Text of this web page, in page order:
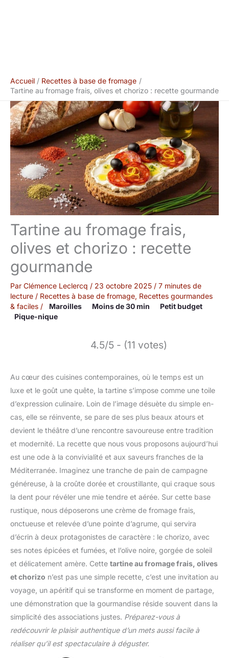
Accueil
Recettes à base de fromage
Tartine au fromage frais, olives et chorizo : recette gourmande
Tartine au fromage frais,
olives et chorizo : recette
gourmande
Par Clémence Leclercq / 23 octobre 2025 / 7 minutes de
lecture / Recettes à base de fromage, Recettes gourmandes
& faciles / Maroilles Moins de 30 min
Petit budget
Pique-nique
4.5/5 - (11 votes)
Au cœur des cuisines contemporaines, où le temps est un
luxe et le goût une quête, la tartine s’impose comme une toile
d’expression culinaire. Loin de l’image désuète du simple en-
cas, elle se réinvente, se pare de ses plus beaux atours et
devient le théâtre d’une rencontre savoureuse entre tradition
et modernité. La recette que nous vous proposons aujourd’hui
est une ode à la convivialité et aux saveurs franches de la
Méditerranée. Imaginez une tranche de pain de campagne
généreuse, à la croûte dorée et croustillante, qui craque sous
la dent pour révéler une mie tendre et aérée. Sur cette base
rustique, nous déposerons une crème de fromage frais,
onctueuse et relevée d’une pointe d’agrume, qui servira
d’écrin à deux protagonistes de caractère : le chorizo, avec
ses notes épicées et fumées, et l’olive noire, gorgée de soleil
et délicatement amère. Cette tartine au fromage frais, olives
et chorizo n’est pas une simple recette, c’est une invitation au
voyage, un apéritif qui se transforme en moment de partage,
une démonstration que la gourmandise réside souvent dans la
simplicité des associations justes. Préparez-vous à
redécouvrir le plaisir authentique d’un mets aussi facile à
réaliser qu’il est spectaculaire à déguster.